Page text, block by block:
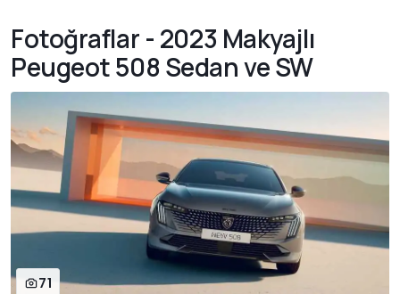
Fotoğraflar - 2023 Makyajlı
Peugeot 508 Sedan ve SW
71